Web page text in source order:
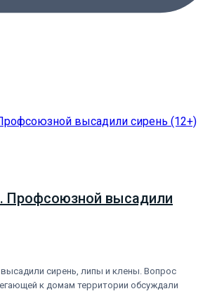
Профсоюзной высадили
сирень, липы и клены. Вопрос
к домам территории обсуждали